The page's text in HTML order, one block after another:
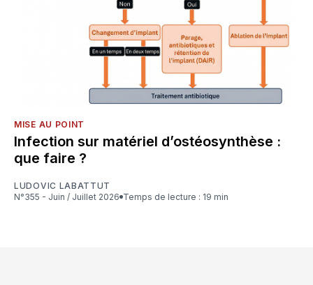
MISE AU POINT
Infection sur matériel d’ostéosynthèse :
que faire ?
LUDOVIC LABATTUT
N°355 - Juin / Juillet 2026
Temps de lecture : 19 min